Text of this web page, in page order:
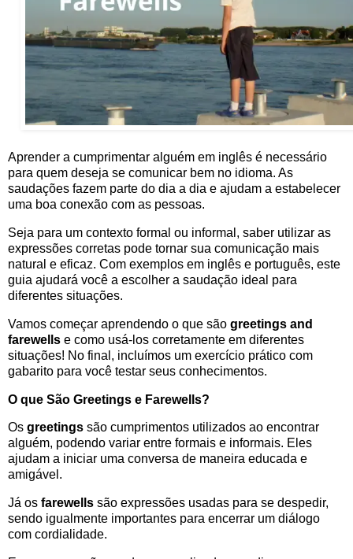
Aprender a cumprimentar alguém em inglês é necessário
para quem deseja se comunicar bem no idioma. As
saudações fazem parte do dia a dia e ajudam a estabelecer
uma boa conexão com as pessoas.
Seja para um contexto formal ou informal, saber utilizar as
expressões corretas pode tornar sua comunicação mais
natural e eficaz. Com exemplos em inglês e português, este
guia ajudará você a escolher a saudação ideal para
diferentes situações.
Vamos começar aprendendo o que são greetings and
farewells e como usá-los corretamente em diferentes
situações! No final, incluímos um exercício prático com
gabarito para você testar seus conhecimentos.
O que São Greetings e Farewells?
Os greetings são cumprimentos utilizados ao encontrar
alguém, podendo variar entre formais e informais. Eles
ajudam a iniciar uma conversa de maneira educada e
amigável.
Já os farewells são expressões usadas para se despedir,
sendo igualmente importantes para encerrar um diálogo
com cordialidade.